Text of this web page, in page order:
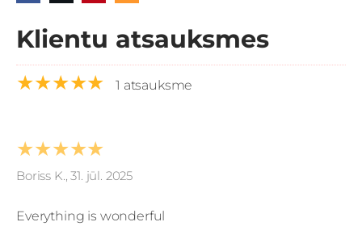
Klientu atsauksmes
★★★★★ 1 atsauksme
★★★★★
Boriss K., 31. jūl. 2025
Everything is wonderful